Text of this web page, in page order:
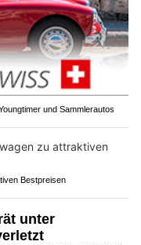
und Sammlerautos
Bestpreisen
unter